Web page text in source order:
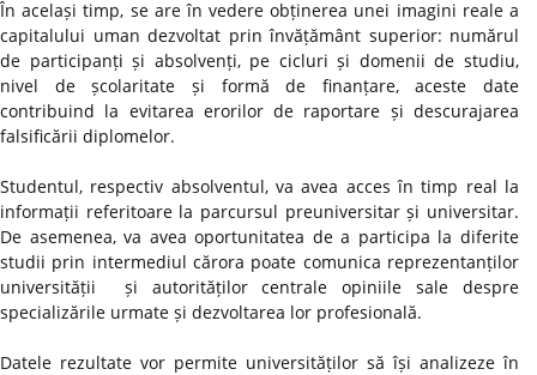
În același timp, se are în vedere obținerea unei imagini reale a
capitalului uman dezvoltat prin învățământ superior: numărul
de participanți și absolvenți, pe cicluri și domenii de studiu,
nivel de școlaritate și formă de finanțare, aceste date
contribuind la evitarea erorilor de raportare și descurajarea
falsificării diplomelor.
Studentul, respectiv absolventul, va avea acces în timp real la
informații referitoare la parcursul preuniversitar și universitar.
De asemenea, va avea oportunitatea de a participa la diferite
studii prin intermediul cărora poate comunica reprezentanților
universității și autorităților centrale opiniile sale despre
specializările urmate și dezvoltarea lor profesională.
Datele rezultate vor permite universităților să își analizeze în